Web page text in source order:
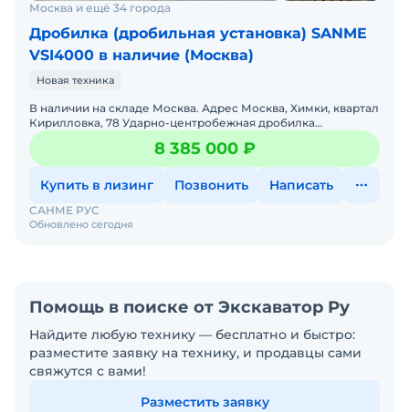
Москва и ещё 34 города
Дробилка (дробильная установка) SANME
VSI4000 в наличие (Москва)
Новая техника
В наличии на складе Москва. Адрес Москва, Химки, квартал
Кирилловка, 78 Ударно-центробежная дробилка
VSI4000:Для получения кубовидного щебня мелкой
фракции и п
8 385 000 ₽
Купить в лизинг Позвонить Написать
Обновлено сегодня
САНМЕ РУС
Помощь в поиске от Экскаватор Ру
Найдите любую технику — бесплатно и быстро:
разместите заявку на технику, и продавцы сами
свяжутся с вами!
Разместить заявку